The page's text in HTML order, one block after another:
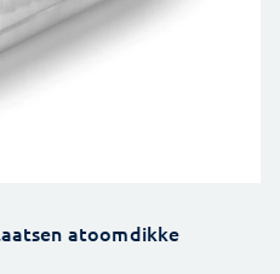
atoomdikke